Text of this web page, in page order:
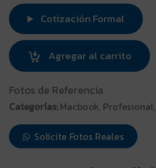
Cotización Formal
Agregar al carrito
Fotos de Referencia
Categorías:Macbook,
Solicite Fotos Reales